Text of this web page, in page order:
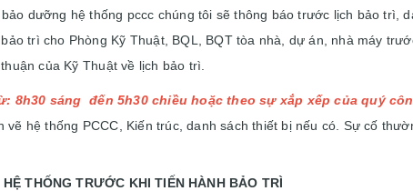
dưỡng hệ thống pccc chúng tôi sẽ thông báo trước lịch bảo trì,
trì cho Phòng Kỹ Thuật, BQL, BQT tòa nhà, dự án, nhà máy
của Kỹ Thuật về lịch bảo trì.
8h30 sáng đến 5h30 chiều hoặc theo sự xắp xếp của quý
vẽ hệ thống PCCC, Kiến trúc, danh sách thiết bị nếu có. Sự cố
THỐNG TRƯỚC KHI TIẾN HÀNH BẢO TRÌ